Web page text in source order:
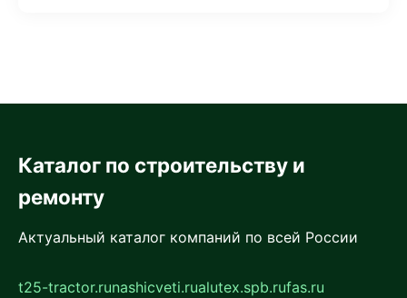
Каталог по строительству и
ремонту
Актуальный каталог компаний по всей России
t25-tractor.runashicveti.rualutex.spb.rufas.ru